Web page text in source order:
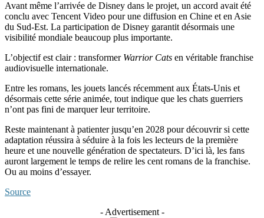
Avant même l’arrivée de Disney dans le projet, un accord avait été
conclu avec Tencent Video pour une diffusion en Chine et en Asie
du Sud-Est. La participation de Disney garantit désormais une
visibilité mondiale beaucoup plus importante.
L’objectif est clair : transformer Warrior Cats en véritable franchise
audiovisuelle internationale.
Entre les romans, les jouets lancés récemment aux États-Unis et
désormais cette série animée, tout indique que les chats guerriers
n’ont pas fini de marquer leur territoire.
Reste maintenant à patienter jusqu’en 2028 pour découvrir si cette
adaptation réussira à séduire à la fois les lecteurs de la première
heure et une nouvelle génération de spectateurs. D’ici là, les fans
auront largement le temps de relire les cent romans de la franchise.
Ou au moins d’essayer.
Source
- Advertisement -